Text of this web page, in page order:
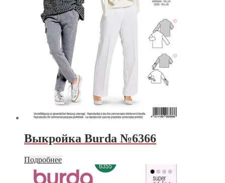
Выкройка Burda №6366
Подробнее